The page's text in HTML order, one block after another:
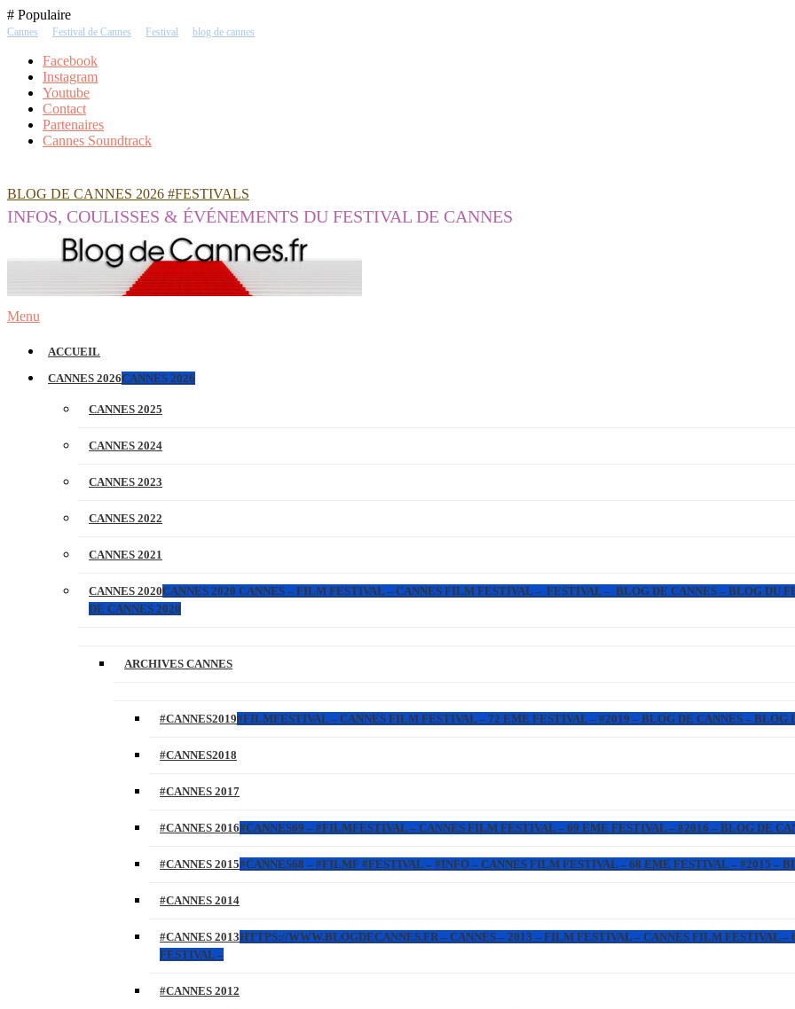
Skip
To
# Populaire
Cannes Festival de Cannes Festival blog de cannes
Facebook
Instagram
Youtube
Contact
Partenaires
Cannes Soundtrack
BLOG DE CANNES 2026 #FESTIVALS
INFOS, COULISSES & ÉVÉNEMENTS DU FESTIVAL DE CANNES
Menu
ACCUEIL
CANNES 2026CANNES 2026
CANNES 2025
CANNES 2024
CANNES 2023
CANNES 2022
CANNES 2021
CANNES 2020CANNES 2020 CANNES – FILM FESTIVAL – CANNES FILM FESTIVAL – FESTIVAL – BLOG DE CANNES – BLOG DU
DE CANNES 2020
ARCHIVES CANNES
#CANNES2019#FILMFESTIVAL – CANNES FILM FESTIVAL – 72 EME FESTIVAL – #2019 – BLOG DE CANNES – BLOG
#CANNES2018
#CANNES 2017
#CANNES 2016#CANNES69 – #FILMFESTIVAL – CANNES FILM FESTIVAL – 69 EME FESTIVAL – #2016 – BLOG DE
#CANNES 2015#CANNES68 – #FILMF #FESTIVAL – #INFO – CANNES FILM FESTIVAL – 68 EME FESTIVAL – #2015 –
#CANNES 2014
#CANNES 2013HTTPS://WWW.BLOGDECANNES.FR – CANNES – 2013 – FILM FESTIVAL – CANNES FILM FESTIVAL
FESTIVAL –
#CANNES 2012